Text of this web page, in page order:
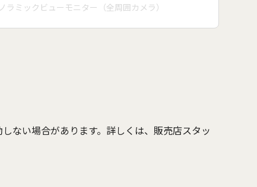
ラミックビューモニター（全周囲カメラ）
ない場合があります。詳しくは、販売店スタッ